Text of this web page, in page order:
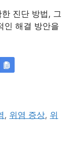
진단 방법, 그
인 해결 방안을
, 위염 증상, 위